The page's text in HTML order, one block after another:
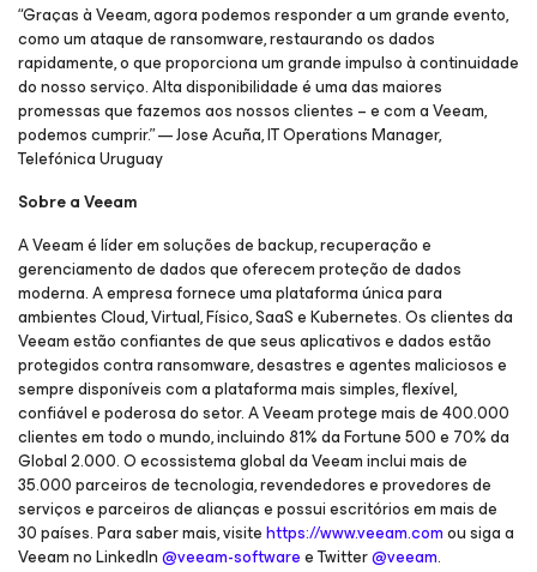
“Graças à Veeam, agora podemos responder a um grande evento,
como um ataque de ransomware, restaurando os dados
rapidamente, o que proporciona um grande impulso à continuidade
do nosso serviço. Alta disponibilidade é uma das maiores
promessas que fazemos aos nossos clientes – e com a Veeam,
podemos cumprir.” — Jose Acuña, IT Operations Manager,
Telefónica Uruguay
Sobre a Veeam
A Veeam é líder em soluções de backup, recuperação e
gerenciamento de dados que oferecem proteção de dados
moderna. A empresa fornece uma plataforma única para
ambientes Cloud, Virtual, Físico, SaaS e Kubernetes. Os clientes da
Veeam estão confiantes de que seus aplicativos e dados estão
protegidos contra ransomware, desastres e agentes maliciosos e
sempre disponíveis com a plataforma mais simples, flexível,
confiável e poderosa do setor. A Veeam protege mais de 400.000
clientes em todo o mundo, incluindo 81% da Fortune 500 e 70% da
Global 2.000. O ecossistema global da Veeam inclui mais de
35.000 parceiros de tecnologia, revendedores e provedores de
serviços e parceiros de alianças e possui escritórios em mais de
30 países. Para saber mais, visitehttps://www.veeam.comou siga a
Veeam no LinkedIn@veeam-softwaree Twitter@veeam.